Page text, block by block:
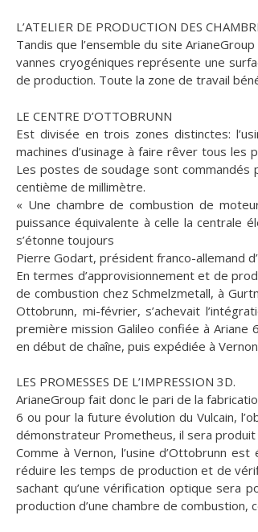
L’ATELIER DE PRODUCTION DES
Tandis que l’ensemble du site
vannes cryogéniques représente une
de production. Toute la zone de travail
LE CENTRE D’OTTOBRUNN
Est divisée en trois zones distinctes:
machines d’usinage à faire rêver tous les
Les postes de soudage sont
centième de millimètre.
« Une chambre de combustion de
puissance équivalente à celle la centrale
s’étonne toujours
Pierre Godart, président franco-allemand
En termes d’approvisionnement et de
de combustion chez Schmelzmetall, à
Ottobrunn, mi-février, s’achevait
première mission Galileo confiée à
en début de chaîne, puis expédiée à
LES PROMESSES DE L’IMPRESSION 3D.
ArianeGroup fait donc le pari de la
6 ou pour la future évolution du Vulcain,
démonstrateur Prometheus, il sera produit
Comme à Vernon, l’usine d’Ottobrunn
réduire les temps de production et de
sachant qu’une vérification optique sera
production d’une chambre de combustion,